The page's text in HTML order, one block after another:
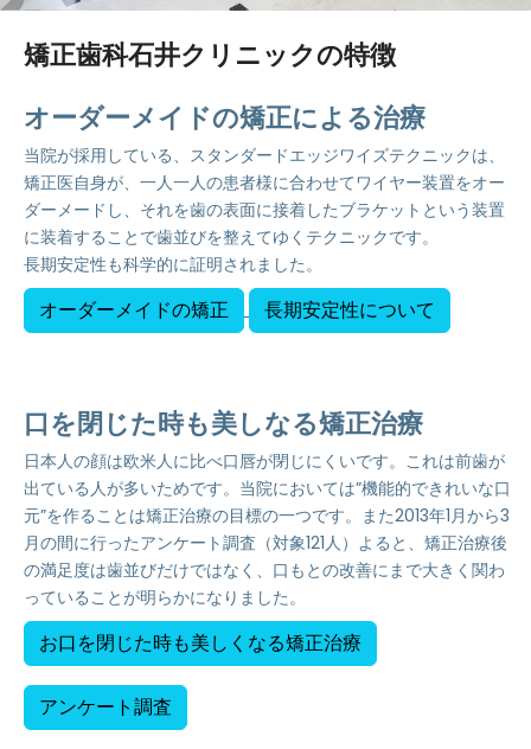
矯正歯科石井クリニックの特徴
オーダーメイドの矯正による治療
当院が採用している、スタンダードエッジワイズテクニックは、
矯正医自身が、一人一人の患者様に合わせてワイヤー装置をオー
ダーメードし、それを歯の表面に接着したブラケットという装置
に装着することで歯並びを整えてゆくテクニックです。
長期安定性も科学的に証明されました。
オーダーメイドの矯正 長期安定性について
口を閉じた時も美しなる矯正治療
日本人の顔は欧米人に比べ口唇が閉じにくいです。これは前歯が
出ている人が多いためです。当院においては”機能的できれいな口
元”を作ることは矯正治療の目標の一つです。また2013年1月から3
月の間に行ったアンケート調査（対象121人）よると、矯正治療後
の満足度は歯並びだけではなく、口もとの改善にまで大きく関わ
っていることが明らかになりました。
お口を閉じた時も美しくなる矯正治療
アンケート調査